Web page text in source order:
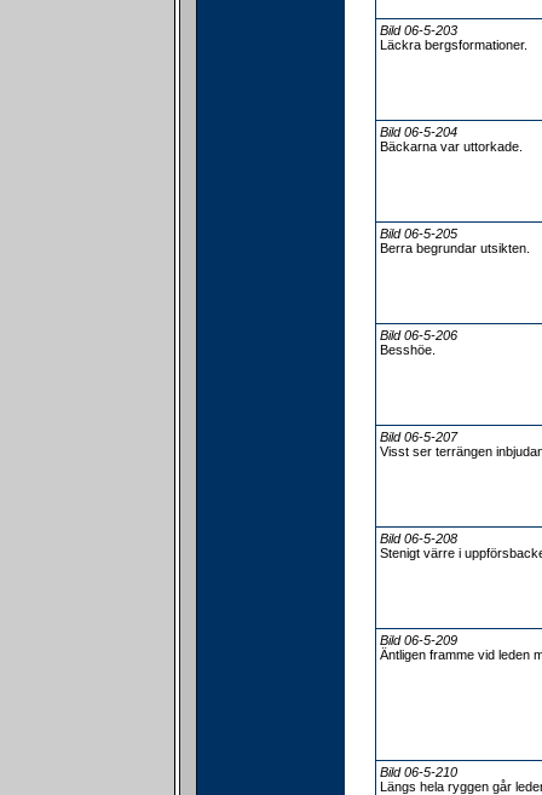
Bild 06-5-203
Läckra bergsformationer.
Bild 06-5-204
Bäckarna var uttorkade.
Bild 06-5-205
Berra begrundar utsikten.
Bild 06-5-206
Besshöe.
Bild 06-5-207
Visst ser terrängen
Bild 06-5-208
Stenigt värre i
Bild 06-5-209
Äntligen framme vid leden
Bild 06-5-210
Längs hela ryggen går